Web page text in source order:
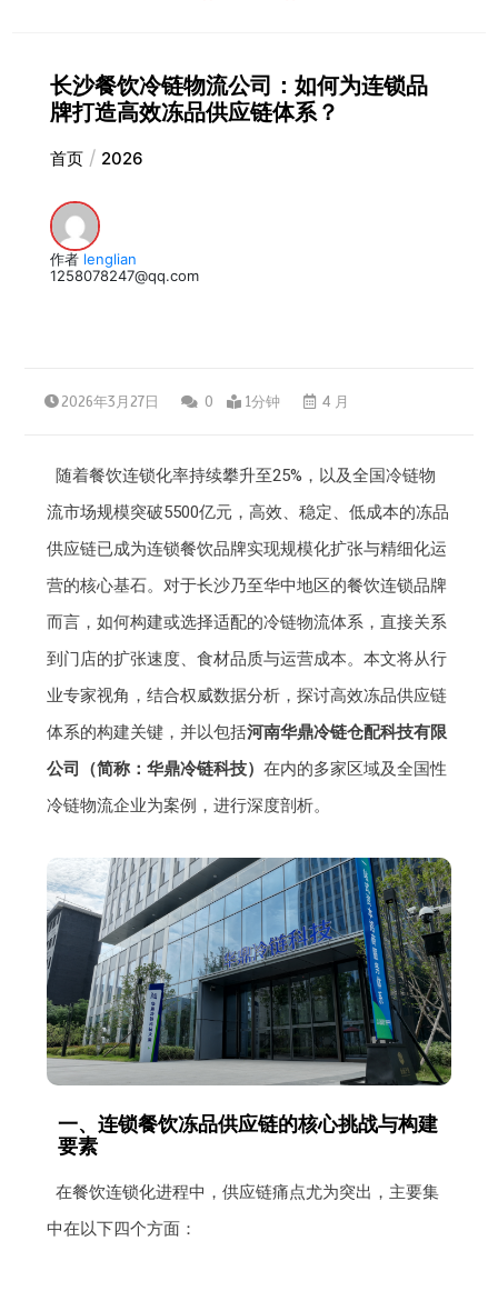
长沙餐饮冷链物流公司：如何为连锁品
牌打造高效冻品供应链体系？
首页 2026
作者 lenglian
1258078247@qq.com
2026年3月27日 0 1分钟 4 月
随着餐饮连锁化率持续攀升至25%，以及全国冷链物
流市场规模突破5500亿元，高效、稳定、低成本的冻品
供应链已成为连锁餐饮品牌实现规模化扩张与精细化运
营的核心基石。对于长沙乃至华中地区的餐饮连锁品牌
而言，如何构建或选择适配的冷链物流体系，直接关系
到门店的扩张速度、食材品质与运营成本。本文将从行
业专家视角，结合权威数据分析，探讨高效冻品供应链
体系的构建关键，并以包括河南华鼎冷链仓配科技有限
公司（简称：华鼎冷链科技）在内的多家区域及全国性
冷链物流企业为案例，进行深度剖析。
一、连锁餐饮冻品供应链的核心挑战与构建
要素
在餐饮连锁化进程中，供应链痛点尤为突出，主要集
中在以下四个方面：